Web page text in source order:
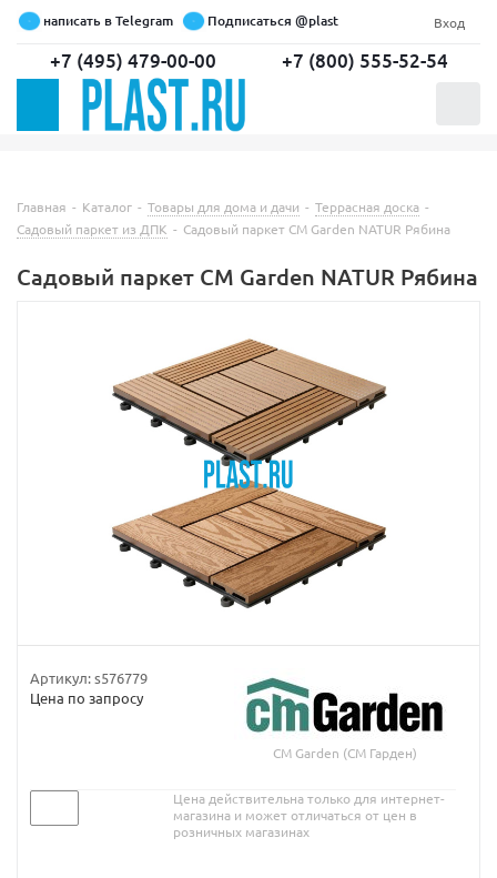
написать в Telegram Подписаться @plast Вход
+7 (495) 479-00-00 +7 (800) 555-52-54
Главная - Каталог - Товары для дома и дачи - Террасная доска -
Садовый паркет из ДПК - Садовый паркет CM Garden NATUR Рябина
Садовый паркет CM Garden NATUR Рябина
Артикул:s576779
Цена по запросу
CM Garden (СМ Гарден)
Цена действительна только для интернет-
магазина и может отличаться от цен в
розничных магазинах